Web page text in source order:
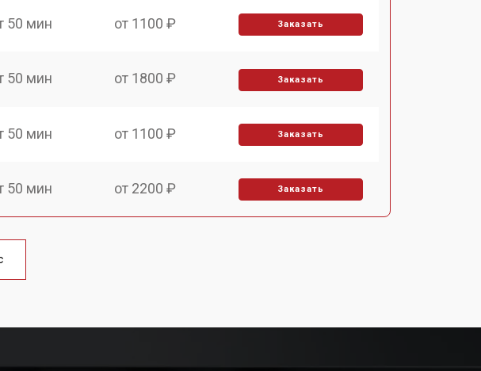
50 мин от 1100 ₽ Заказать
50 мин от 1800 ₽ Заказать
50 мин от 1100 ₽ Заказать
50 мин от 2200 ₽ Заказать
100 мин